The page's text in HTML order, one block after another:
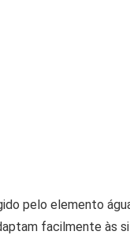
pelo elemento
facilmente às